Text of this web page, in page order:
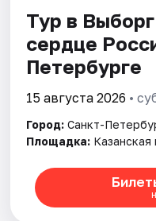
Тур в
сердце
Петербурге
15 августа 2026 •
Город: Санкт-
Площадка: Казанская